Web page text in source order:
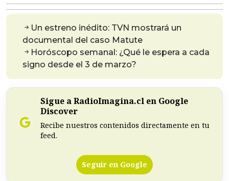
Un estreno inédito: TVN mostrará un
documental del caso Matute
Horóscopo semanal: ¿Qué le espera a cada
signo desde el 3 de marzo?
Sigue a RadioImagina.cl en Google
Discover
Recibe nuestros contenidos directamente en tu
feed.
Seguir en Google